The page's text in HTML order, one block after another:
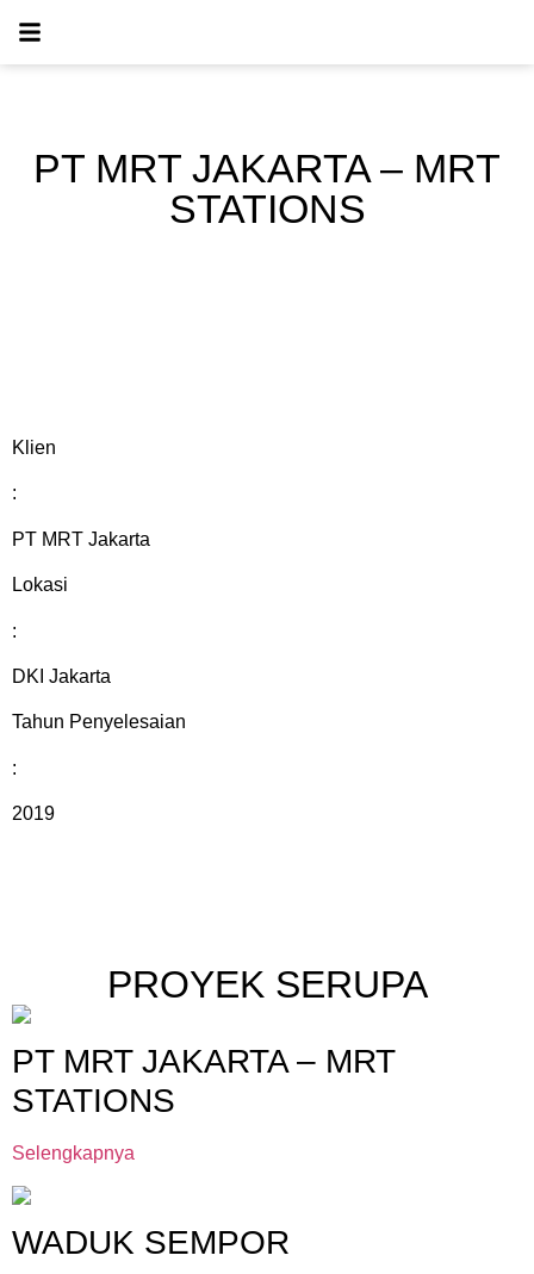
PT MRT JAKARTA – MRT
STATIONS
Klien
:
PT MRT Jakarta
Lokasi
:
DKI Jakarta
Tahun Penyelesaian
:
2019
PROYEK SERUPA
PT MRT JAKARTA – MRT
STATIONS
Selengkapnya
WADUK SEMPOR